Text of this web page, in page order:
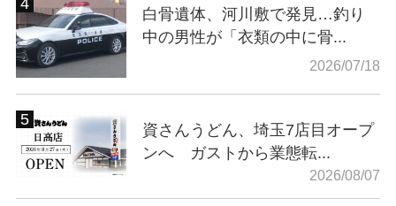
白骨遺体、河川敷で発見…釣り
中の男性が「衣類の中に骨...
2026/07/18
資さんうどん、埼玉7店目オープ
ンへ ガストから業態転...
2026/08/07